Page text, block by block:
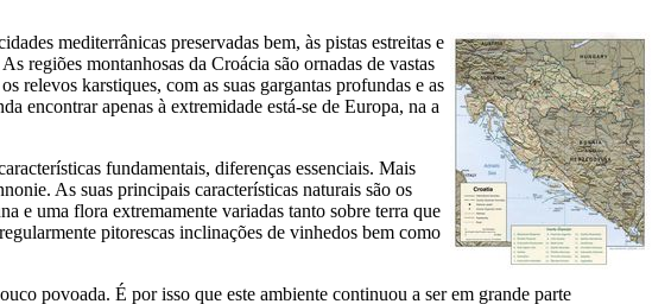
mediterrânicas preservadas bem, às pistas estreitas e
regiões montanhosas da Croácia são ornadas de vastas
relevos karstiques, com as suas gargantas profundas e as
encontrar apenas à extremidade está-se de Europa, na a
fundamentais, diferenças essenciais. Mais
As suas principais características naturais são os
e uma flora extremamente variadas tanto sobre terra que
pitorescas inclinações de vinhedos bem como
povoada. É por isso que este ambiente continuou a ser em grande parte